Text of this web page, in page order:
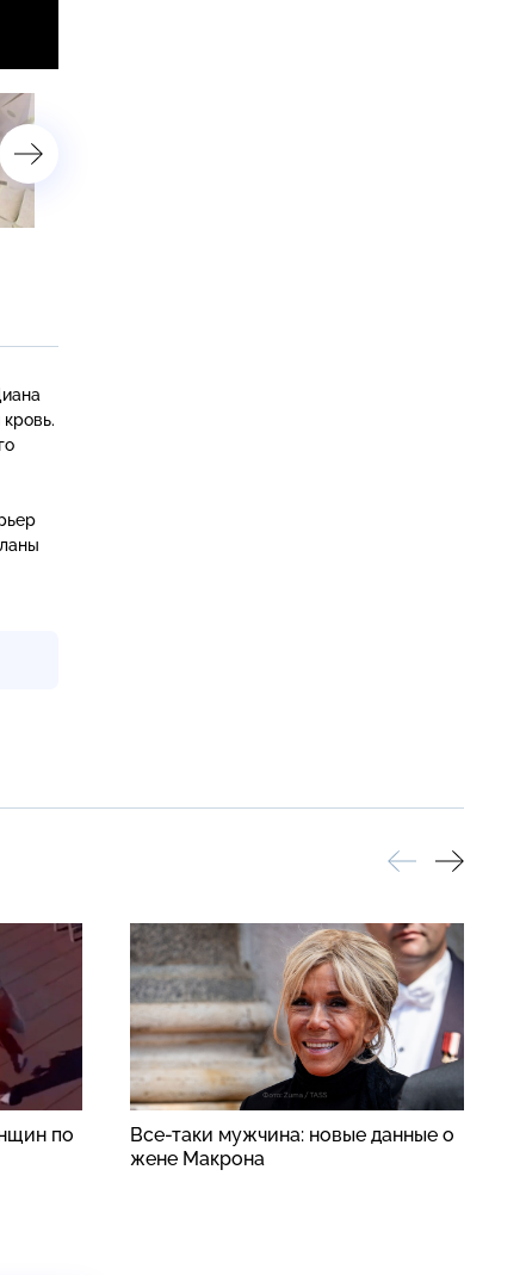
по
Все-таки мужчина: новые данные о
жене Макрона